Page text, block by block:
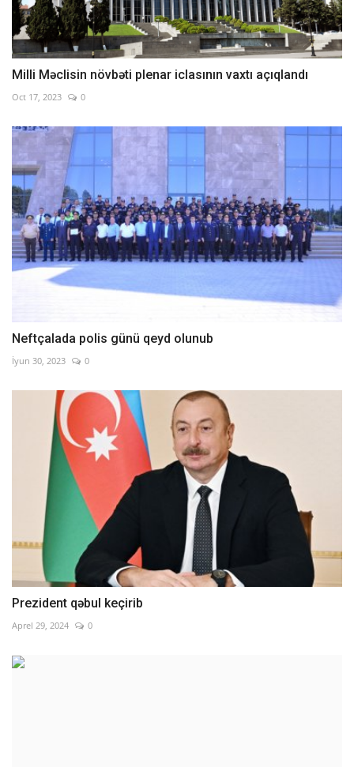
Milli Məclisin növbəti plenar iclasının vaxtı açıqlandı
Oct 17, 2023 0
Neftçalada polis günü qeyd olunub
İyun 30, 2023 0
Prezident qəbul keçirib
Aprel 29, 2024 0